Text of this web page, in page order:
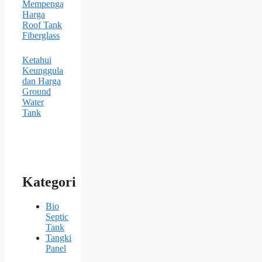
Mempengaruhi
Harga
Roof Tank
Fiberglass
Ketahui
Keunggulan
dan Harga
Ground
Water
Tank
Kategori
Bio
Septic
Tank
Tangki
Panel